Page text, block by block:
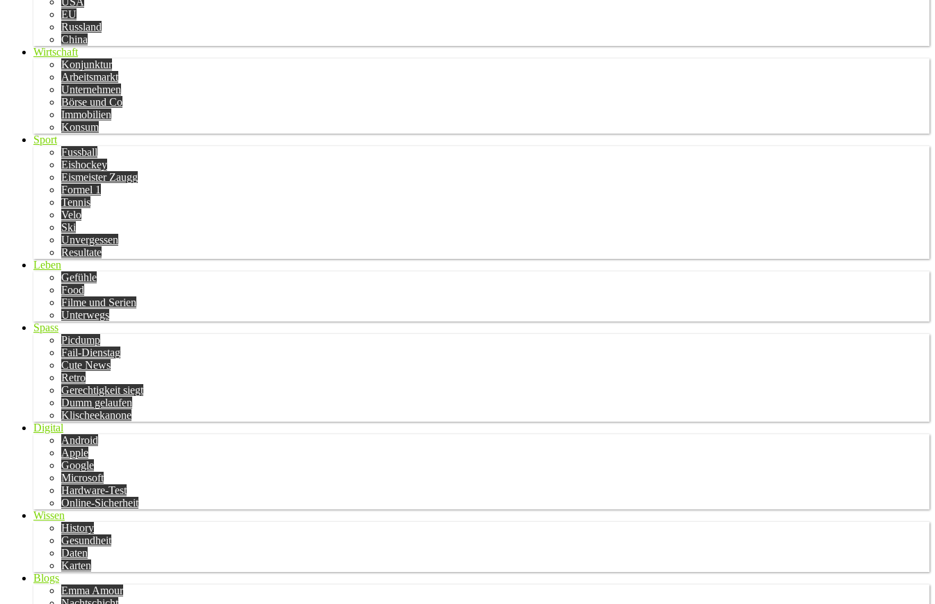
EU
Russland
China
Wirtschaft
Konjunktur
Arbeitsmarkt
Unternehmen
Börse und Co
Immobilien
Konsum
Sport
Fussball
Eishockey
Eismeister Zaugg
Formel 1
Tennis
Velo
Ski
Unvergessen
Resultate
Leben
Gefühle
Food
Filme und Serien
Unterwegs
Spass
Picdump
Fail-Dienstag
Cute News
Retro
Gerechtigkeit siegt
Dumm gelaufen
Klischeekanone
Digital
Android
Apple
Google
Microsoft
Hardware-Test
Online-Sicherheit
Wissen
History
Gesundheit
Daten
Karten
Blogs
Emma Amour